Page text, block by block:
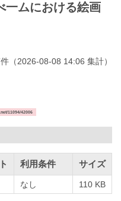
一ムにおける絵画
件 （2026-08-08 14:06 集計）
11094/42006
利用条件 サイズ
なし 110 KB